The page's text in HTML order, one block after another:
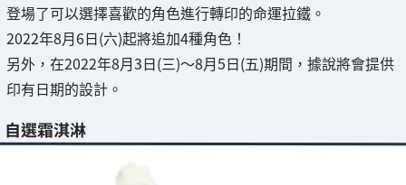
登場了可以選擇喜歡的角色進行轉印的命運拉鐵。
2022年8月6日(六)起將追加4種角色！
另外，在2022年8月3日(三)～8月5日(五)期間，據說將會提供
印有日期的設計。
自選霜淇淋